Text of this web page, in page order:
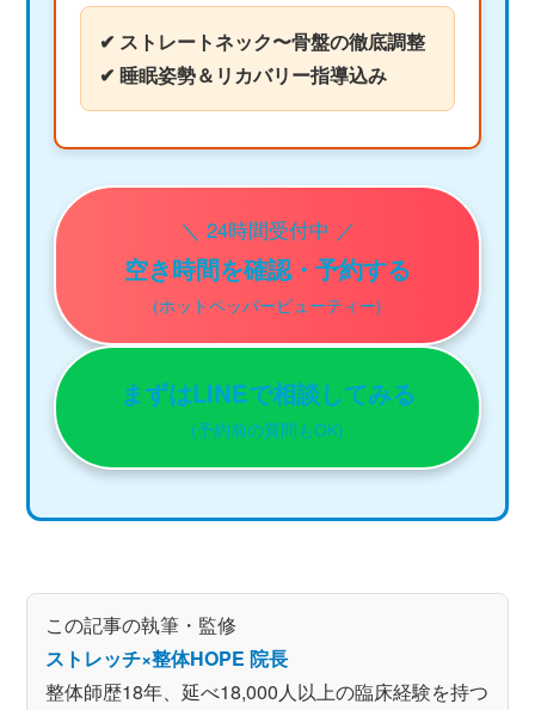
✔ ストレートネック〜骨盤の徹底調整
✔ 睡眠姿勢＆リカバリー指導込み
＼ 24時間受付中 ／
空き時間を確認・予約する
(ホットペッパービューティー)
まずはLINEで相談してみる
(予約前の質問もOK)
この記事の執筆・監修
ストレッチ×整体HOPE 院長
整体師歴18年、延べ18,000人以上の臨床経験を持つ